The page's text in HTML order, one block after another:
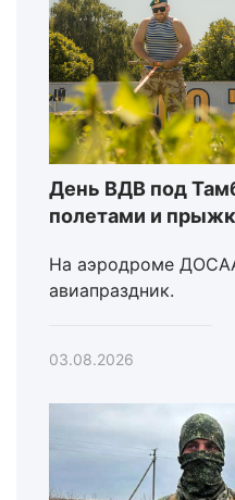
День ВДВ под
полетами и
На аэродроме
авиапраздник.
03.08.2026